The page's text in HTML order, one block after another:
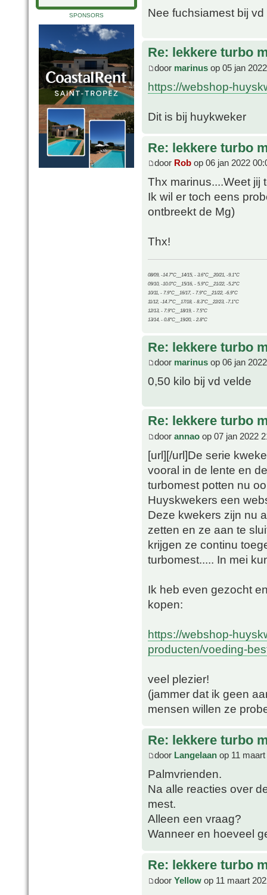
SPONSORS Nee fuchsiamest bij
Re: lekkere turbo
door marinus op 05 jan
https://webshop-
Dit is bij huykweker
Re: lekkere turbo
door Rob op 06 jan 2022
Thx marinus....Weet jij
Ik wil er toch eens
ontbreekt de Mg)
Thx!
08/09, -14.7°C__14/15, - 3.6°C__20/21, -9.1°C
09/10, -10.0°C__15/16, - 5.9°C__21/22, -5.2°C
10/11, - 7.9°C__16/17, - 7.9°C__21/22, -6.9°C
11/12, -14.7°C__17/18, - 8.3°C__22/23, -7.1°C
12/13, - 7.9°C__18/19, - 7.5°C
13/14, - 0.8°C__19/20, - 2.8°C
Re: lekkere turbo
door marinus op 06 jan
0,50 kilo bij vd velde
Re: lekkere turbo
door annao op 07 jan 2022
[url][/url]De serie
vooral in de lente en
turbomest potten nu
Huyskwekers een
Deze kwekers zijn nu
zetten en ze aan te
krijgen ze continu
turbomest..... In mei
Ik heb even gezocht
kopen:
https://webshop-
producten/voeding-
veel plezier!
(jammer dat ik geen
mensen willen ze
Re: lekkere turbo
door Langelaan op 11
Palmvrienden.
Na alle reacties over
mest.
Alleen een vraag?
Wanneer en hoeveel
Re: lekkere turbo
door Yellow op 11 maart